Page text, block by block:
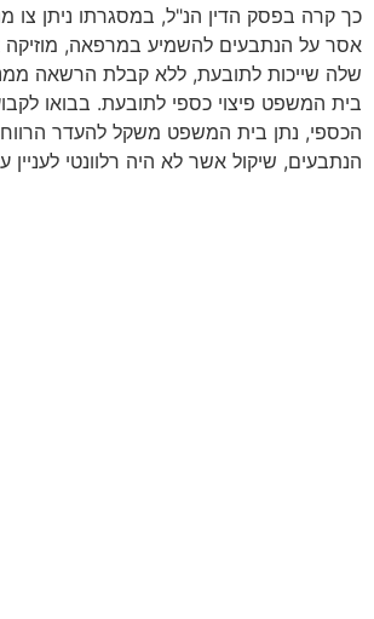
כך קרה בפסק הדין הנ"ל, במסגרתו ניתן צו
אסר על הנתבעים להשמיע במרפאה, מוזיקה
שלה שייכות לתובעת, ללא קבלת הרשאה
בית המשפט פיצוי כספי לתובעת. בבואו
הכספי, נתן בית המשפט משקל להעדר
הנתבעים, שיקול אשר לא היה רלוונטי